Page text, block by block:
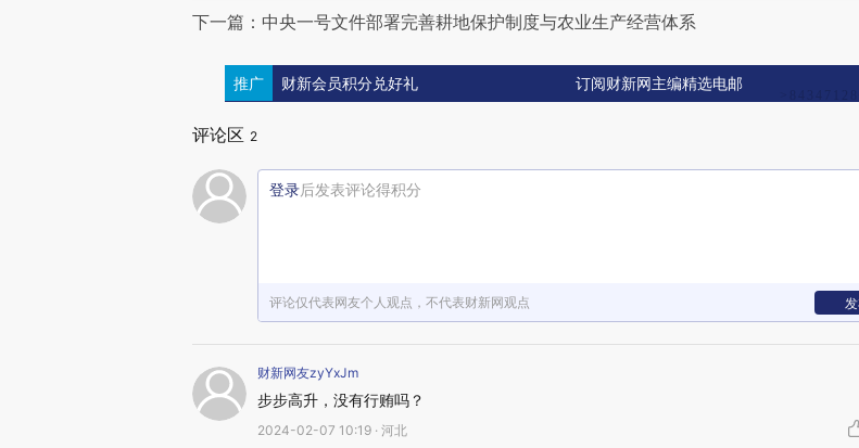
下一篇：中央一号文件部署完善耕地保护制度与农业生产经营体系
推广 财新会员积分兑好礼 订阅财新网主编精选电邮
评论区 2
登录后发表评论得积分
评论仅代表网友个人观点，不代表财新网观点
财新网友zyYxJm
步步高升，没有行贿吗？
2024-02-07 10:19 · 河北